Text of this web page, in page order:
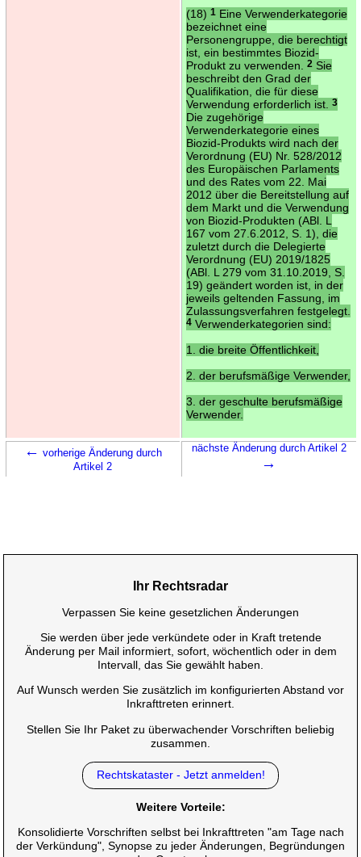
(18) 1Eine Verwenderkategorie
bezeichnet eine
Personengruppe, die berechtigt
ist, ein bestimmtes Biozid-
Produkt zu verwenden.
2Sie
beschreibt den Grad der
Qualifikation, die für diese
Verwendung erforderlich ist.
3
Die zugehörige
Verwenderkategorie eines
Biozid-Produkts wird nach der
Verordnung (EU) Nr. 528/2012
des Europäischen Parlaments
und des Rates vom 22. Mai
2012 über die Bereitstellung auf
dem Markt und die Verwendung
von Biozid-Produkten (ABl. L
167 vom 27.6.2012, S. 1), die
zuletzt durch die Delegierte
Verordnung (EU) 2019/1825
(ABl. L 279 vom 31.10.2019, S.
19) geändert worden ist, in der
jeweils geltenden Fassung, im
Zulassungsverfahren festgelegt.
4Verwenderkategorien sind:
1. die breite Öffentlichkeit,
2. der berufsmäßige Verwender,
3. der geschulte berufsmäßige
Verwender.
← vorherige Änderung durch
Artikel 2
nächste Änderung durch Artikel 2
→
Ihr Rechtsradar
Verpassen Sie keine gesetzlichen Änderungen
Sie werden über jede verkündete oder in Kraft tretende
Änderung per Mail informiert, sofort, wöchentlich oder in dem
Intervall, das Sie gewählt haben.
Auf Wunsch werden Sie zusätzlich im konfigurierten Abstand vor
Inkrafttreten erinnert.
Stellen Sie Ihr Paket zu überwachender Vorschriften beliebig
zusammen.
Rechtskataster - Jetzt anmelden!
Weitere Vorteile:
Konsolidierte Vorschriften selbst bei Inkrafttreten "am Tage nach
der Verkündung", Synopse zu jeder Änderungen, Begründungen